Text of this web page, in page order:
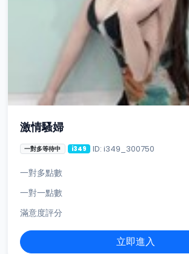
激情騷婦
一對多等待中 i349 ID: i349_300750
一對多點數
一對一點數
滿意度評分
立即進入